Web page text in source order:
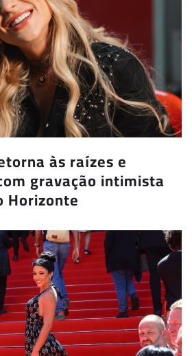
às raízes e
gravação intimista
Horizonte